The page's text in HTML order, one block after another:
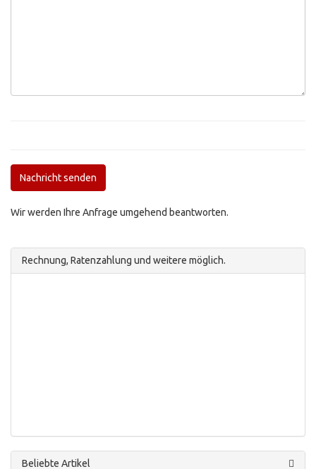
Nachricht senden
Wir werden Ihre Anfrage umgehend beantworten.
Rechnung, Ratenzahlung und weitere möglich.
Beliebte Artikel